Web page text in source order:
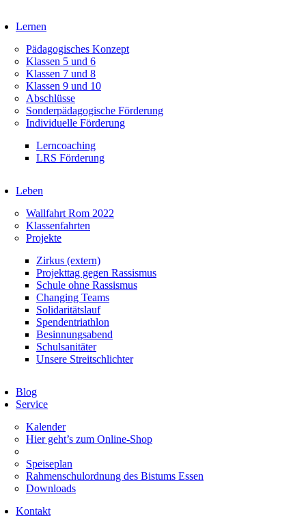
Lernen
Pädagogisches Konzept
Klassen 5 und 6
Klassen 7 und 8
Klassen 9 und 10
Abschlüsse
Sonderpädagogische Förderung
Individuelle Förderung
Lerncoaching
LRS Förderung
Leben
Wallfahrt Rom 2022
Klassenfahrten
Projekte
Zirkus (extern)
Projekttag gegen Rassismus
Schule ohne Rassismus
Changing Teams
Solidaritätslauf
Spendentriathlon
Besinnungsabend
Schulsanitäter
Unsere Streitschlichter
Blog
Service
Kalender
Hier geht’s zum Online-Shop
Speiseplan
Rahmenschulordnung des Bistums Essen
Downloads
Kontakt